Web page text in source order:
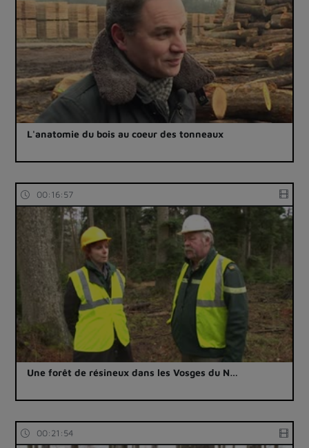
L'anatomie du bois au coeur des tonneaux
00:16:57
Une forêt de résineux dans les Vosges du N…
00:21:54